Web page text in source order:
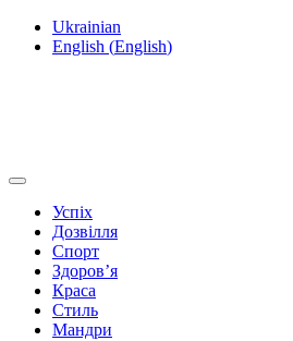
Ukrainian
English (English)
Успіх
Дозвілля
Спорт
Здоров’я
Краса
Стиль
Мандри